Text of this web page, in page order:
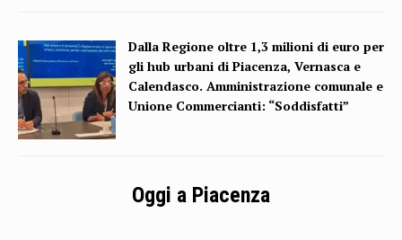
Dalla Regione oltre 1,3 milioni di euro per
gli hub urbani di Piacenza, Vernasca e
Calendasco. Amministrazione comunale e
Unione Commercianti: “Soddisfatti”
Oggi a Piacenza